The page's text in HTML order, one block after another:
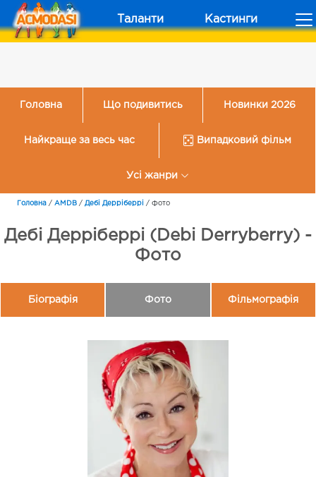
Таланти Кастинги
Головна Що подивитись Новинки 2026
Найкраще за весь час Випадковий фільм
Усі жанри
Головна / AMDB / Дебі Дерріберрі / Фото
Дебі Дерріберрі (Debi Derryberry) -
Фото
Біографія Фото Фільмографія